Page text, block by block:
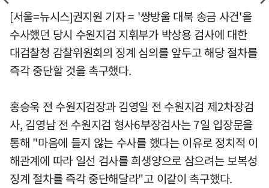
[서울=뉴시스]권지원 기자 = '쌍방울 대북 송금 사건'을
수사했던 당시 수원지검 지휘부가 박상용 검사에 대한
대검찰청 감찰위원회의 징계 심의를 앞두고 해당 절차를
즉각 중단할 것을 촉구했다.
홍승욱 전 수원지검장과 김영일 전 수원지검 제2차장검
사, 김영남 전 수원지검 형사6부장검사는 7일 입장문을
통해 "마음에 들지 않는 수사를 했다는 이유로 정치적 이
해관계에 따라 일선 검사를 희생양으로 삼으려는 보복성
징계 절차를 즉각 중단해달라"고 이같이 촉구했다.